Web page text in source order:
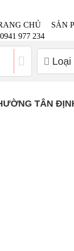
CHỦ SẢN
0941 977 234
Loại
TÂN